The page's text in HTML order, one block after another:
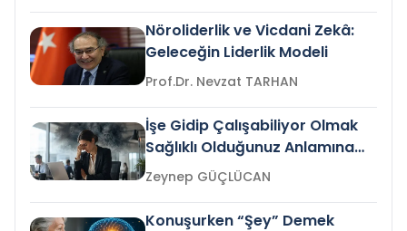
Nöroliderlik ve Vicdani Zekâ:
Geleceğin Liderlik Modeli
Prof.Dr. Nevzat TARHAN
İşe Gidip Çalışabiliyor Olmak
Sağlıklı Olduğunuz Anlamına
Gelir mi?Zeynep GÜÇLÜCAN
Konuşurken “Şey” Demek